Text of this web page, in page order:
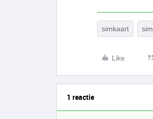
simkaart
Like
1 reactie